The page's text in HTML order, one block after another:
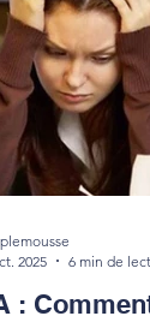
:
2025
6 min de